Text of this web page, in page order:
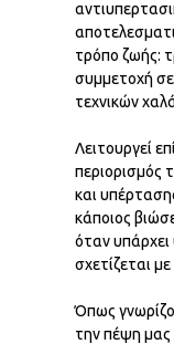
τρόπο ζωής:
συμμετοχή
τεχνικών
Λειτουργεί
περιορισμός
και
κάποιος
όταν
σχετίζεται
Όπως
την πέψη